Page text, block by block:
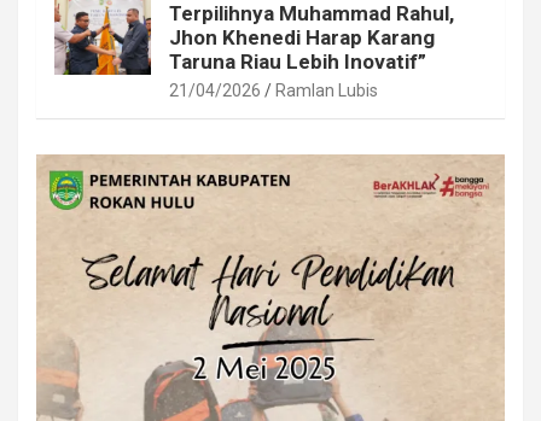
Terpilihnya Muhammad Rahul,
Jhon Khenedi Harap Karang
Taruna Riau Lebih Inovatif”
21/04/2026 Ramlan Lubis